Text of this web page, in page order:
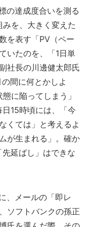
の達成度合いを測る
みを、大きく変えた
を表す「PV（ペー
いたのを、「1日単
社長の川邊健太郎氏
間に何とかしよ
に陥ってしまう」
15時頃には、「今
くては」と考えるよ
が生まれる」。確か
延ばし」はできな
、メールの「即レ
ソフトバンクの孫正